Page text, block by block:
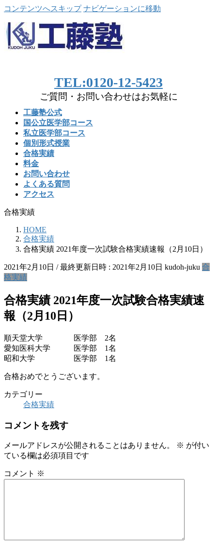
コンテンツへスキップ ナビゲーションに移動
TEL:0120-12-5423
ご質問・お問い合わせはお気軽に
工藤塾公式
国公立医学部コース
私立医学部コース
個別形式授業
合格実績
料金
お問い合わせ
よくある質問
アクセス
合格実績
HOME
合格実績
合格実績 2021年度一次試験合格実績速報（2月10日）
2021年2月10日 / 最終更新日時 : 2021年2月10日 kudoh-juku 合
格実績
合格実績 2021年度一次試験合格実績速
報（2月10日）
順天堂大学 医学部 2名
愛知医科大学 医学部 1名
昭和大学 医学部 1名
合格おめでとうございます。
カテゴリー
合格実績
コメントを残す
メールアドレスが公開されることはありません。 ※ が付い
ている欄は必須項目です
コメント ※